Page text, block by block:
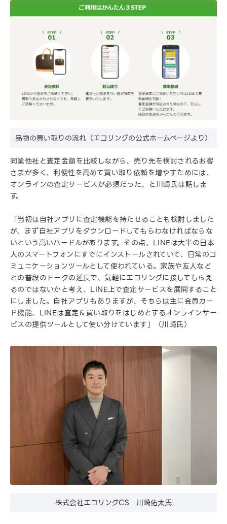
品物の買い取りの流れ（エコリングの公式ホームページより）
同業他社と査定金額を比較しながら、売り先を検討されるお客
さまが多く、利便性を高めて買い取り依頼を増やすためには、
オンラインの査定サービスが必須だった、と川崎氏は話しま
す。
「当初は自社アプリに査定機能を持たせることも検討しました
が、まず自社アプリをダウンロードしてもらわなければならな
いという高いハードルがあります。その点、LINEは大半の日本
人のスマートフォンにすでにインストールされていて、日常のコ
ミュニケーションツールとして使われている。家族や友人など
との普段のトークの延長で、気軽にエコリングに接してもらえ
るのではないかと考え、LINE上で査定サービスを展開すること
にしました。自社アプリもありますが、そちらは主に会員カー
ド機能、LINEは査定＆買い取りをはじめとするオンラインサー
ビスの提供ツールとして使い分けています」（川崎氏）
株式会社エコリングCS 川崎佑太氏